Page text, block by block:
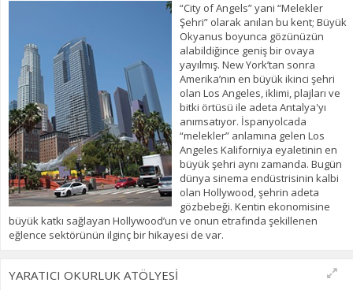
“City of Angels” yani “Melekler
Şehri” olarak anılan bu kent; Büyük
Okyanus boyunca gözünüzün
alabildiğince geniş bir ovaya
yayılmış. New York’tan sonra
Amerika’nın en büyük ikinci şehri
olan Los Angeles, iklimi, plajları ve
bitki örtüsü ile adeta Antalya'yı
anımsatıyor. İspanyolcada
“melekler” anlamına gelen Los
Angeles Kaliforniya eyaletinin en
büyük şehri aynı zamanda. Bugün
dünya sinema endüstrisinin kalbi
olan Hollywood, şehrin adeta
gözbebeği. Kentin ekonomisine
büyük katkı sağlayan Hollywood’un ve onun etrafında şekillenen
eğlence sektörünün ilginç bir hikayesi de var.
YARATICI OKURLUK ATÖLYESİ